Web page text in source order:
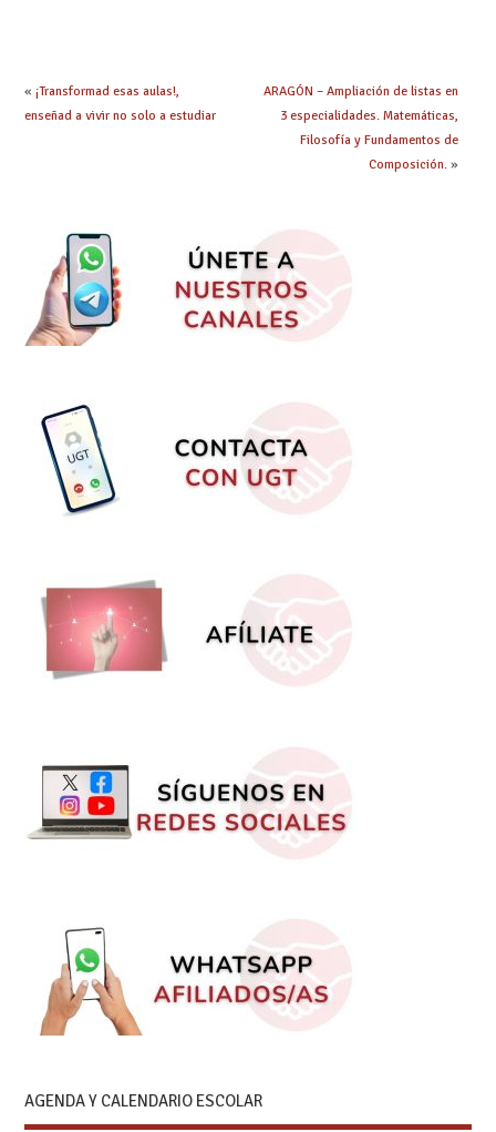
« ¡Transformad esas aulas!,
enseñad a vivir no solo a estudiar
ARAGÓN – Ampliación de listas en
3 especialidades. Matemáticas,
Filosofía y Fundamentos de
Composición.»
AGENDA Y CALENDARIO ESCOLAR